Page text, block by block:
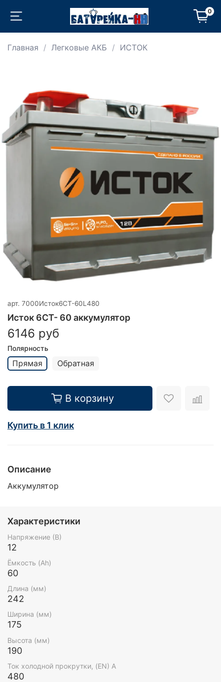
0
Главная Легковые АКБ ИСТОК
арт. 7000Исток6СТ-60L480
Исток 6CT- 60 аккумулятор
6146 руб
Полярность
Прямая Обратная
В корзину
Купить в 1 клик
Описание
Аккумулятор
Характеристики
Напряжение (В)
12
Ёмкость (Ah)
60
Длина (мм)
242
Ширина (мм)
175
Высота (мм)
190
Ток холодной прокрутки, (EN) А
480